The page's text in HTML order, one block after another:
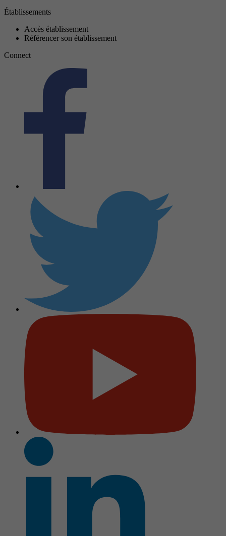
Établissements
Accès établissement
Référencer son établissement
Connect